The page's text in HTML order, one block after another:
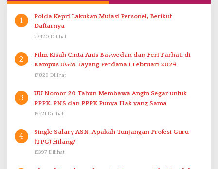
1
Polda Kepri Lakukan Mutasi Personel, Berikut
Daftarnya
23420 Dilihat
2
Film Kisah Cinta Anis Baswedan dan Feri Farhati di
Kampus UGM Tayang Perdana 1 Februari 2024
17828 Dilihat
3
UU Nomor 20 Tahun Membawa Angin Segar untuk
PPPK. PNS dan PPPK Punya Hak yang Sama
15621 Dilihat
4
Single Salary ASN, Apakah Tunjangan Profesi Guru
(TPG) Hilang?
15397 Dilihat